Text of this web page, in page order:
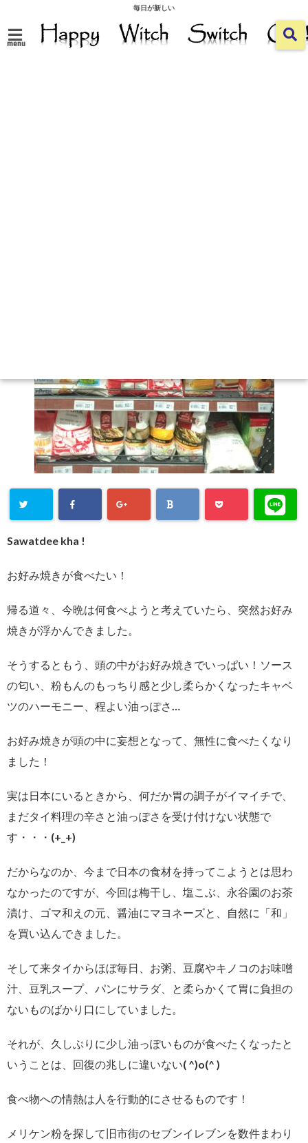
毎日が新しい
menu
Sawatdee kha !
お好み焼きが食べたい！
帰る道々、今晩は何食べようと考えていたら、突然お好み
焼きが浮かんできました。
そうするともう、頭の中がお好み焼きでいっぱい！ソース
の匂い、粉もんのもっちり感と少し柔らかくなったキャベ
ツのハーモニー、程よい油っぽさ…
お好み焼きが頭の中に妄想となって、無性に食べたくなり
ました！
実は日本にいるときから、何だか胃の調子がイマイチで、
まだタイ料理の辛さと油っぽさを受け付けない状態で
す・・・(+_+)
だからなのか、今まで日本の食材を持ってこようとは思わ
なかったのですが、今回は梅干し、塩こぶ、永谷園のお茶
漬け、ゴマ和えの元、醤油にマヨネーズと、自然に「和」
を買い込んできました。
そして来タイからほぼ毎日、お粥、豆腐やキノコのお味噌
汁、豆乳スープ、パンにサラダ、と柔らかくて胃に負担の
ないものばかり口にしていました。
それが、久しぶりに少し油っぽいものが食べたくなったと
いうことは、回復の兆しに違いない( ^)o(^ )
食べ物への情熱は人を行動的にさせるものです！
メリケン粉を探して旧市街のセブンイレブンを数件まわり